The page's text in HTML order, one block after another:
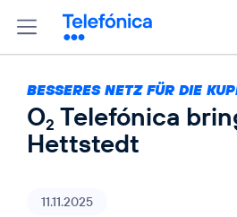
BESSERES NETZ FÜR DIE
O2 Telefónica
Hettstedt
11.11.2025